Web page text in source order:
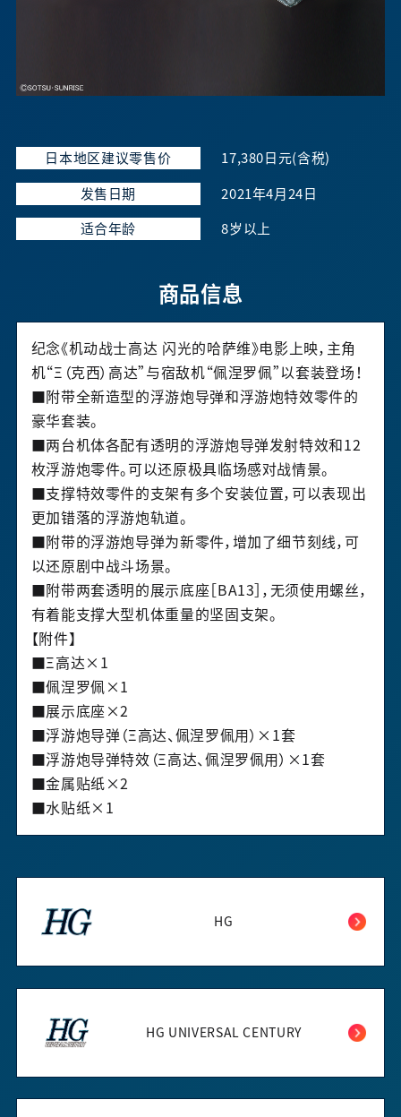
日本地区建议零售价 17,380日元(含税)
发售日期 2021年4月24日
适合年龄 8岁以上
商品信息
纪念《机动战士高达 闪光的哈萨维》电影上映，主角
机“Ξ（克西）高达”与宿敌机“佩涅罗佩”以套装登场！
■附带全新造型的浮游炮导弹和浮游炮特效零件的
豪华套装。
■两台机体各配有透明的浮游炮导弹发射特效和12
枚浮游炮零件。可以还原极具临场感对战情景。
■支撑特效零件的支架有多个安装位置，可以表现出
更加错落的浮游炮轨道。
■附带的浮游炮导弹为新零件，增加了细节刻线，可
以还原剧中战斗场景。
■附带两套透明的展示底座［BA13］，无须使用螺丝，
有着能支撑大型机体重量的坚固支架。
【附件】
■Ξ高达×1
■佩涅罗佩×1
■展示底座×2
■浮游炮导弹（Ξ高达、佩涅罗佩用）×1套
■浮游炮导弹特效（Ξ高达、佩涅罗佩用）×1套
■金属贴纸×2
■水贴纸×1
HG
HG UNIVERSAL CENTURY